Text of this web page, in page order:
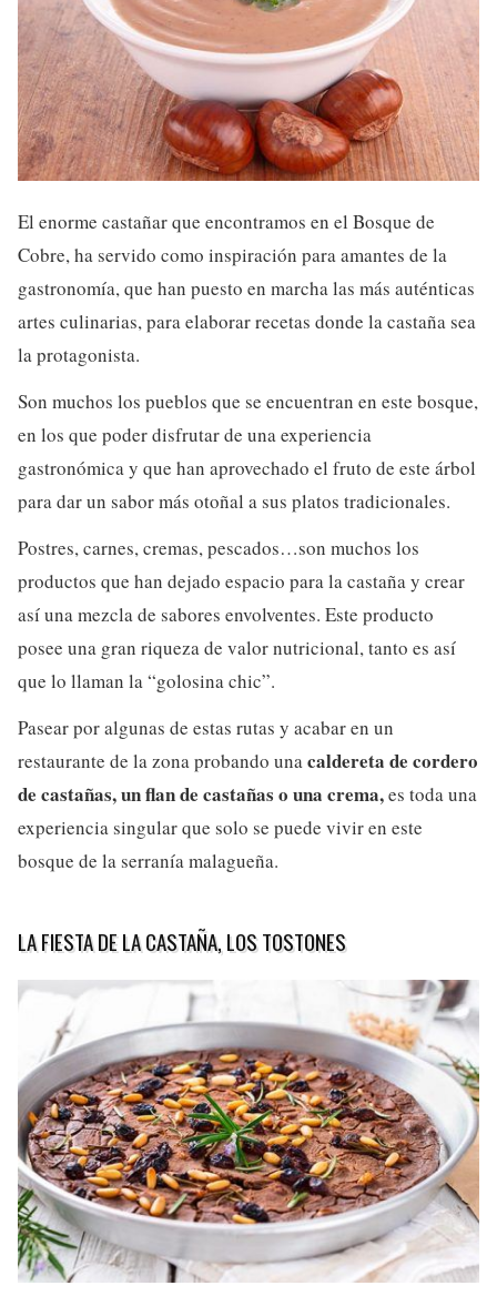
El enorme castañar que encontramos en el Bosque de
Cobre, ha servido como inspiración para amantes de la
gastronomía, que han puesto en marcha las más auténticas
artes culinarias, para elaborar recetas donde la castaña sea
la protagonista.
Son muchos los pueblos que se encuentran en este bosque,
en los que poder disfrutar de una experiencia
gastronómica y que han aprovechado el fruto de este árbol
para dar un sabor más otoñal a sus platos tradicionales.
Postres, carnes, cremas, pescados…son muchos los
productos que han dejado espacio para la castaña y crear
así una mezcla de sabores envolventes. Este producto
posee una gran riqueza de valor nutricional, tanto es así
que lo llaman la “golosina chic”.
Pasear por algunas de estas rutas y acabar en un
restaurante de la zona probando unacaldereta de cordero
de castañas, un flan de castañas o una crema,es toda una
experiencia singular que solo se puede vivir en este
bosque de la serranía malagueña.
LA FIESTA DE LA CASTAÑA, LOS TOSTONES